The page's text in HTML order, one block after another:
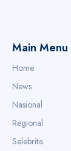
Main Menu
Home
News
Nasional
Regional
Selebritis